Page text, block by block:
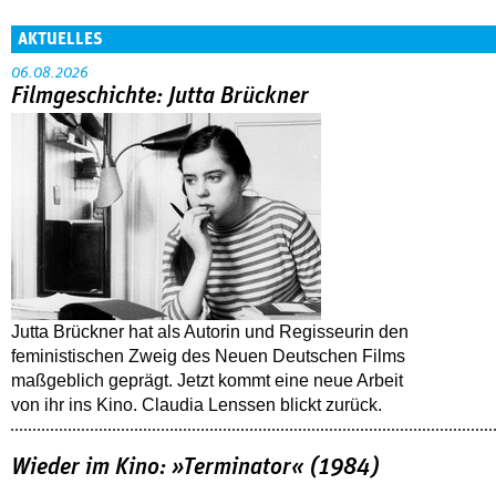
AKTUELLES
06.08.2026
Filmgeschichte: Jutta Brückner
Jutta Brückner hat als Autorin und Regisseurin den
feministischen Zweig des Neuen Deutschen Films
maßgeblich geprägt. Jetzt kommt eine neue Arbeit
von ihr ins Kino. Claudia Lenssen blickt zurück.
Wieder im Kino: »Terminator« (1984)